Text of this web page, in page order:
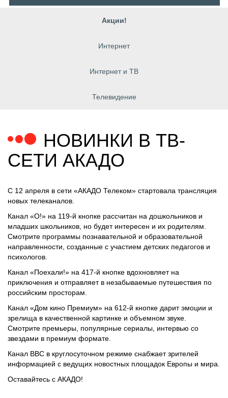
Акции!
Интернет
Интернет и ТВ
Телевидение
НОВИНКИ В ТВ-
СЕТИ АКАДО
С 12 апреля в сети «АКАДО Телеком» стартовала трансляция
новых телеканалов.
Канал «О!» на 119-й кнопке рассчитан на дошкольников и
младших школьников, но будет интересен и их родителям.
Смотрите программы познавательной и образовательной
направленности, созданные с участием детских педагогов и
психологов.
Канал «Поехали!» на 417-й кнопке вдохновляет на
приключения и отправляет в незабываемые путешествия по
российским просторам.
Канал «Дом кино Премиум» на 612-й кнопке дарит эмоции и
зрелища в качественной картинке и объемном звуке.
Смотрите премьеры, популярные сериалы, интервью со
звездами в премиум формате.
Канал BBC в круглосуточном режиме снабжает зрителей
информацией с ведущих новостных площадок Европы и мира.
Оставайтесь с АКАДО!